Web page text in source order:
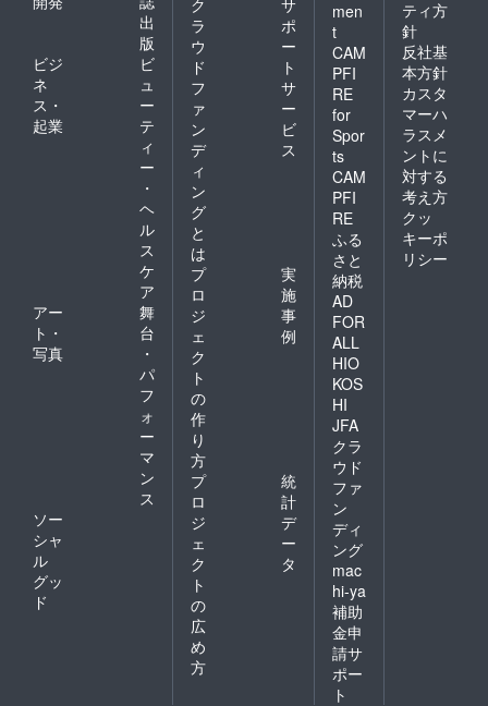
出
版
ビジ
ネ
ス・
起業
ビ
ュ
ー
テ
ィ
ー
・
ヘ
ル
ス
ケ
ア
アー
ト・
写真
舞
台
・
パ
フ
ォ
ー
マ
ン
ス
ソー
シャ
ル
グッ
ド
ラ
ウ
ド
フ
ァ
ン
デ
ィ
ン
グ
と
は
ポ
ー
ト
サ
ー
ビ
ス
プ
ロ
ジ
ェ
ク
ト
の
作
り
方
実
施
事
例
プ
ロ
ジ
ェ
ク
ト
の
広
め
方
統
計
デ
ー
タ
men
t
CAM
PFI
RE
for
Spor
ts
CAM
PFI
RE
ふる
さと
納税
AD
FOR
ALL
HIO
KOS
HI
JFA
クラ
ウド
ファ
ン
ディ
ング
mac
hi-ya
補助
金申
請サ
ポー
ト
ティ方
針
反社基
本方針
カスタ
マーハ
ラスメ
ントに
対する
考え方
クッ
キーポ
リシー